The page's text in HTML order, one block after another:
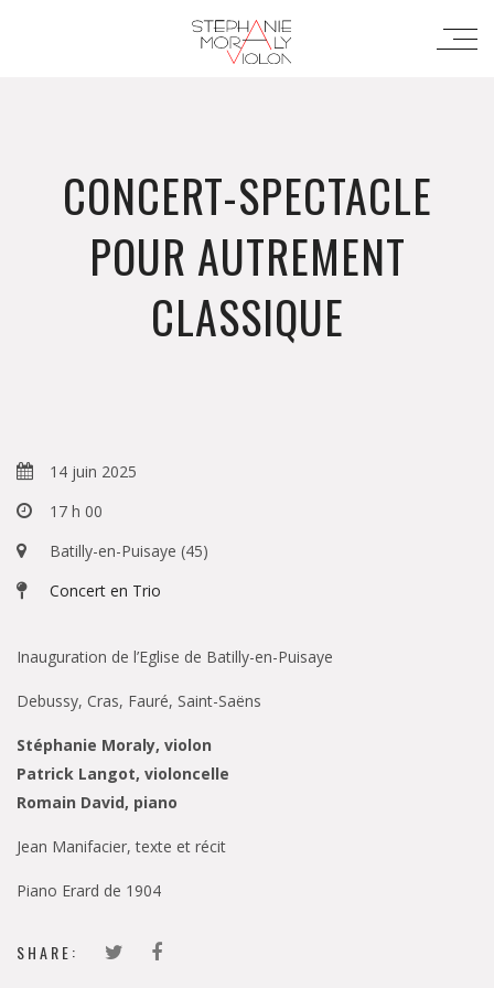
CONCERT-SPECTACLE
POUR AUTREMENT
CLASSIQUE
14 juin 2025
17 h 00
Batilly-en-Puisaye (45)
Concert en Trio
Inauguration de l’Eglise de Batilly-en-Puisaye
Debussy, Cras, Fauré, Saint-Saëns
Stéphanie Moraly, violon
Patrick Langot, violoncelle
Romain David, piano
Jean Manifacier, texte et récit
Piano Erard de 1904
SHARE: